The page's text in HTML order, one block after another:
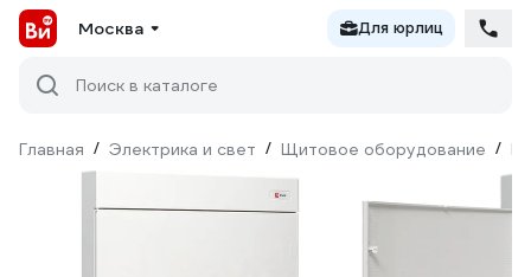
Москва Для юрлиц
Поиск в каталоге
Главная / Электрика и свет / Щитовое оборудование /